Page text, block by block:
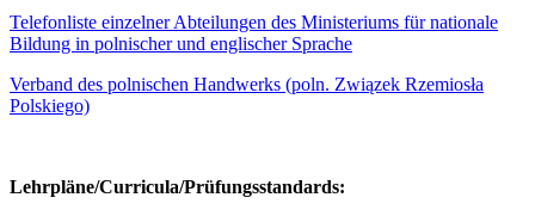
Telefonliste einzelner Abteilungen des Ministeriums für nationale
Bildung in polnischer und englischer Sprache
Verband des polnischen Handwerks (poln. Związek Rzemiosła
Polskiego)
Lehrpläne/Curricula/Prüfungsstandards: